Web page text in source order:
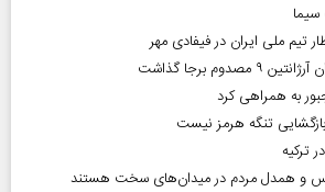
سیما
برجا گذاشت
به همراهی کرد
تنگه هرمز نیست
ترکیه
و همدل مردم در میدان‌های سخت هستند